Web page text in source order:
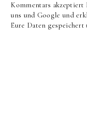
Kommentars akzeptiert
uns und Google und
Eure Daten